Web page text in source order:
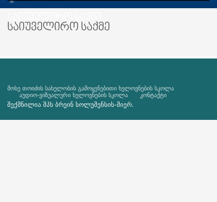
საიუველირო საქმე
მოსე თოიძის სახელობის გამოყენებითი ხელოვნების სკოლა
აუდიო-ვიზუალური ხელოვნების სკოლა
კონტაქტი
შექმნილია შპს ბრეინ სოლუშენსის-მიერ.